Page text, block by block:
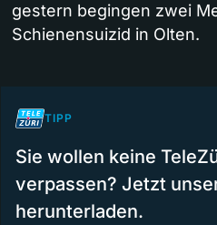
gestern begingen zwei
Schienensuizid in Olten.
TIPP
Sie wollen keine
verpassen? Jetzt
herunterladen.